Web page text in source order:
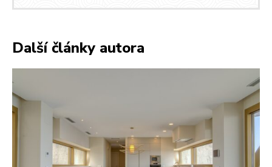
Další články autora